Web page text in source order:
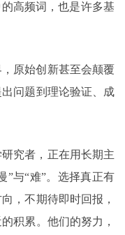
高频词，也是许多基
原始创新甚至会颠覆
问题到理论验证、成
究者，正在用长期主
”与“难”。选择真正有
，不期待即时回报，
积累。他们的努力，